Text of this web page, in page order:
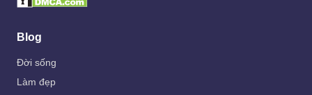
Blog
Đời sống
Làm đẹp